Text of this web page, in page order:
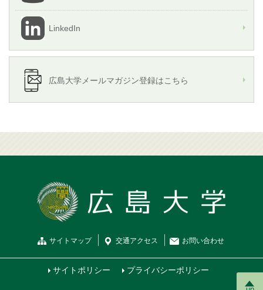
LinkedIn
広島大学メールマガジン登録はこちら
サイトマップ 交通アクセス お問い合わせ
サイトポリシー プライバシーポリシー